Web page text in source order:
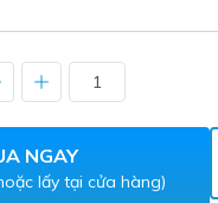
NGAY
lấy tại cửa hàng)